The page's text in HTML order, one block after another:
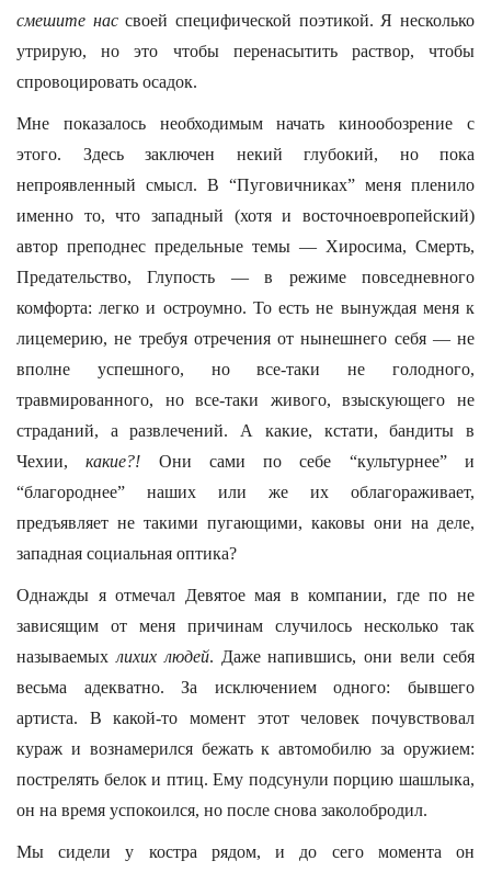
смешите нассвоей специфической поэтикой. Я несколько
утрирую, но это чтобы перенасытить раствор, чтобы
спровоцировать осадок.
Мне показалось необходимым начать кинообозрение с
этого. Здесь заключен некий глубокий, но пока
непроявленный смысл. В “Пуговичниках” меня пленило
именно то, что западный (хотя и восточноевропейский)
автор преподнес предельные темы — Хиросима, Смерть,
Предательство, Глупость — в режиме повседневного
комфорта: легко и остроумно. То есть не вынуждая меня к
лицемерию, не требуя отречения от нынешнего себя — не
вполне успешного, но все-таки не голодного,
травмированного, но все-таки живого, взыскующего не
страданий, а развлечений. А какие, кстати, бандиты в
Чехии,какие?! Они сами по себе “культурнее” и
“благороднее” наших или же их облагораживает,
предъявляет не такими пугающими, каковы они на деле,
западная социальная оптика?
Однажды я отмечал Девятое мая в компании, где по не
зависящим от меня причинам случилось несколько так
называемых лихих людей. Даже напившись, они вели себя
весьма адекватно. За исключением одного: бывшего
артиста. В какой-то момент этот человек почувствовал
кураж и вознамерился бежать к автомобилю за оружием:
пострелять белок и птиц. Ему подсунули порцию шашлыка,
он на время успокоился, но после снова заколобродил.
Мы сидели у костра рядом, и до сего момента он